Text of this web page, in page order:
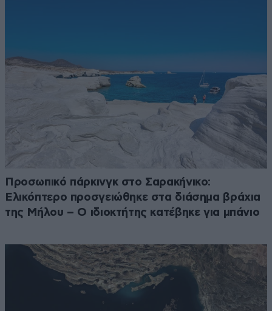
Προσωπικό πάρκινγκ στο Σαρακήνικο:
Ελικόπτερο προσγειώθηκε στα διάσημα βράχια
της Μήλου – Ο ιδιοκτήτης κατέβηκε για μπάνιο